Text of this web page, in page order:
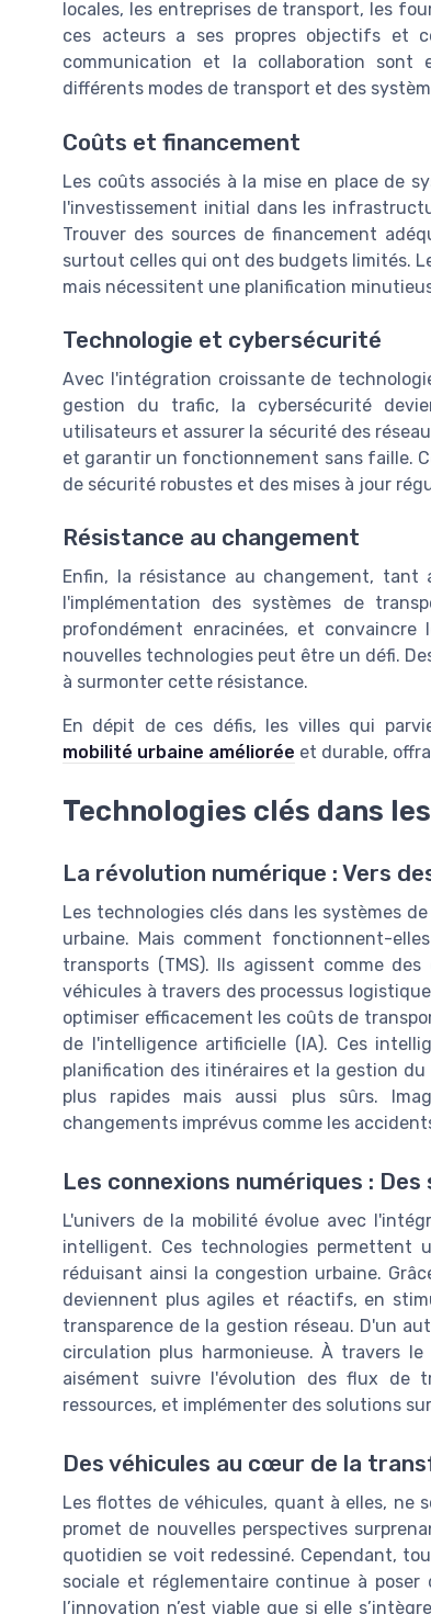
locales, les entreprises de transport, les
ces acteurs a ses propres objectifs et
communication et la collaboration sont
différents modes de transport et des
Coûts et financement
Les coûts associés à la mise en place de
l'investissement initial dans les
Trouver des sources de financement
surtout celles qui ont des budgets limités.
mais nécessitent une planification
Technologie et cybersécurité
Avec l'intégration croissante de
gestion du trafic, la cybersécurité
utilisateurs et assurer la sécurité des
et garantir un fonctionnement sans faille.
de sécurité robustes et des mises à jour
Résistance au changement
Enfin, la résistance au changement,
l'implémentation des systèmes de
profondément enracinées, et
nouvelles technologies peut être un défi.
à surmonter cette résistance.
En dépit de ces défis, les villes qui
mobilité urbaine améliorée et durable,
Technologies clés dans
La révolution numérique : Vers
Les technologies clés dans les systèmes
urbaine. Mais comment fonctionnent-
transports (TMS). Ils agissent comme
véhicules à travers des processus
optimiser efficacement les coûts de
de l'intelligence artificielle (IA). Ces
planification des itinéraires et la gestion
plus rapides mais aussi plus sûrs.
changements imprévus comme les
Les connexions numériques :
L'univers de la mobilité évolue avec
intelligent. Ces technologies permettent
réduisant ainsi la congestion urbaine.
deviennent plus agiles et réactifs, en
transparence de la gestion réseau. D'un
circulation plus harmonieuse. À travers
aisément suivre l'évolution des flux de
ressources, et implémenter des solutions
Des véhicules au cœur de la
Les flottes de véhicules, quant à elles, ne
promet de nouvelles perspectives
quotidien se voit redessiné. Cependant,
sociale et réglementaire continue à
l’innovation n’est viable que si elle